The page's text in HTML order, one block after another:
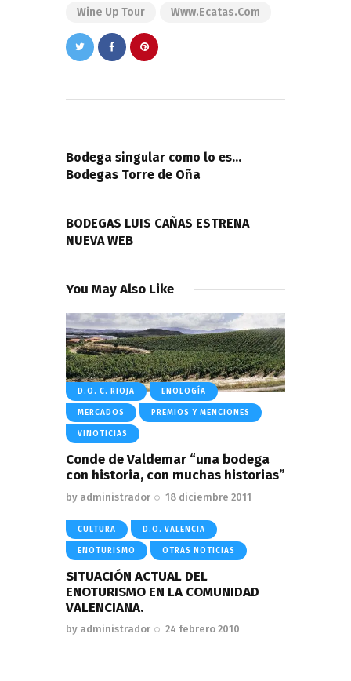
Wine Up Tour Www.ecatas.com
entradas
Bodega singular como lo es…
Bodegas Torre de Oña
BODEGAS LUIS CAÑAS ESTRENA
NUEVA WEB
You May Also Like
D.O. C. RIOJA ENOLOGÍA
MERCADOS PREMIOS Y MENCIONES
VINOTICIAS
Conde de Valdemar “una bodega
con historia, con muchas historias”
by administrador 18 diciembre 2011
CULTURA D.O. VALENCIA
ENOTURISMO OTRAS NOTICIAS
SITUACIÓN ACTUAL DEL
ENOTURISMO EN LA COMUNIDAD
VALENCIANA.
by administrador 24 febrero 2010